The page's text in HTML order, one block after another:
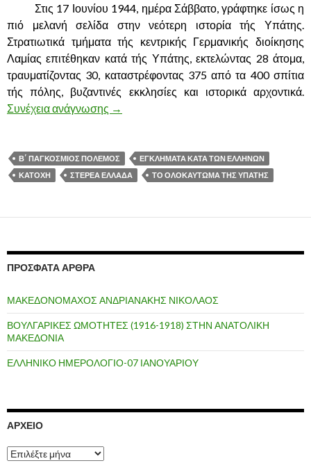
Στις 17 Ιουνίου 1944, ημέρα Σάββατο, γράφτηκε ίσως η
πιό μελανή σελίδα στην νεότερη ιστορία τής Υπάτης.
Στρατιωτικά τμήματα τής κεντρικής Γερμανικής διοίκησης
Λαμίας επιτέθηκαν κατά τής Υπάτης, εκτελώντας 28 άτομα,
τραυματίζοντας 30, καταστρέφοντας 375 από τα 400 σπίτια
τής πόλης, βυζαντινές εκκλησίες και ιστορικά αρχοντικά.
Συνέχεια ανάγνωσης ΤΟ ΟΛΟΚΑΥΤΩΜΑ ΤΗΣ ΥΠΑΤΗΣ (17/6,
→
Β΄ ΠΑΓΚΟΣΜΙΟΣ ΠΟΛΕΜΟΣ
ΕΓΚΛΗΜΑΤΑ ΚΑΤΑ ΤΩΝ ΕΛΛΗΝΩΝ
ΚΑΤΟΧΗ
ΣΤΕΡΕΑ ΕΛΛΑΔΑ ΤΟ ΟΛΟΚΑΥΤΩΜΑ ΤΗΣ ΥΠΑΤΗΣ
ΠΡΌΣΦΑΤΑ ΆΡΘΡΑ
ΜΑΚΕΔΟΝΟΜΑΧΟΣ ΑΝΔΡΙΑΝΑΚΗΣ ΝΙΚΟΛΑΟΣ
ΒΟΥΛΓΑΡΙΚΕΣ ΩΜΟΤΗΤΕΣ (1916-1918) ΣΤΗΝ ΑΝΑΤΟΛΙΚΗ
ΜΑΚΕΔΟΝΙΑ
ΕΛΛΗΝΙΚΟ ΗΜΕΡΟΛΟΓΙΟ-07 ΙΑΝΟΥΑΡΙΟΥ
ΑΡΧΕΊΟ
Α
ρ